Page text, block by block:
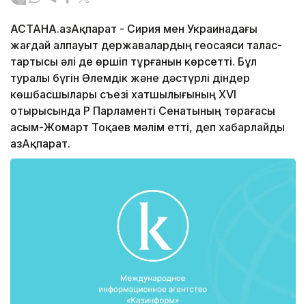
АСТАНА.ҚазАқпарат - Сирия мен Украинадағы
жағдай алпауыт державалардың геосаяси талас-
тартысы әлі де өршіп тұрғанын көрсетті. Бұл
туралы бүгін Әлемдік және дәстүрлі діндер
көшбасшылары съезі хатшылығының XVI
отырысында ҚР Парламенті Сенатының төрағасы
Қасым-Жомарт Тоқаев мәлім етті, деп хабарлайды
ҚазАқпарат.